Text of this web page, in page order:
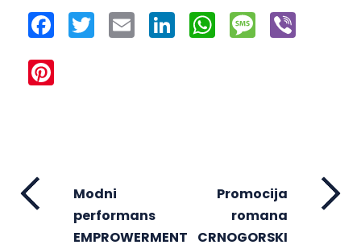
Facebook
Twitter Email LinkedInWhatsApp
Message
Modni
performans
EMPROWERMENT
Promocija
romana
CRNOGORSKI